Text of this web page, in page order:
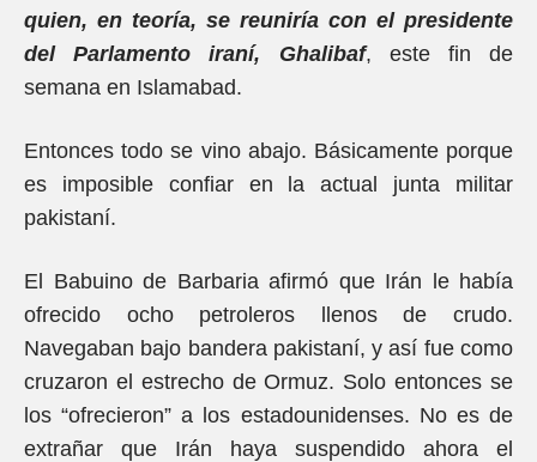
quien, en teoría, se reuniría con el presidente
del Parlamento iraní, Ghalibaf, este fin de
semana en Islamabad.
Entonces todo se vino abajo. Básicamente porque
es imposible confiar en la actual junta militar
pakistaní.
El Babuino de Barbaria afirmó que Irán le había
ofrecido ocho petroleros llenos de crudo.
Navegaban bajo bandera pakistaní, y así fue como
cruzaron el estrecho de Ormuz. Solo entonces se
los “ofrecieron” a los estadounidenses. No es de
extrañar que Irán haya suspendido ahora el